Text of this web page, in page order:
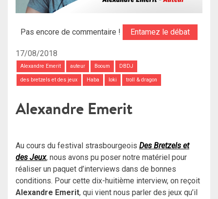
Pas encore de commentaire ! Entamez le débat
17/08/2018
Alexandre Emerit auteur Booum DBDJ
des bretzels et des jeux Haba loki troll & dragon
Alexandre Emerit
Au cours du festival strasbourgeois Des Bretzels et
des Jeux, nous avons pu poser notre matériel pour
réaliser un paquet d’interviews dans de bonnes
conditions. Pour cette dix-huitième interview, on reçoit
Alexandre Emerit, qui vient nous parler des jeux qu’il